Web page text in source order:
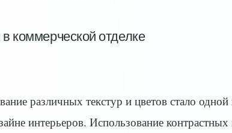
коммерческой отделке
различных текстур и цветов стало одной
интерьеров. Использование контрастных